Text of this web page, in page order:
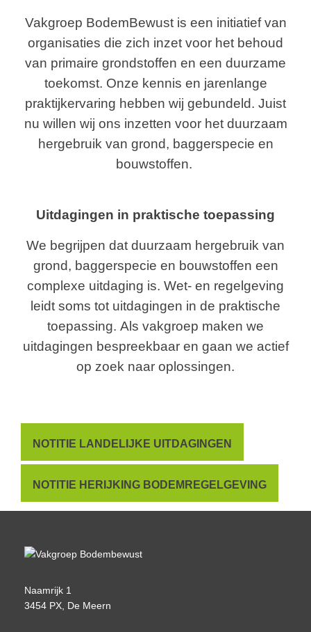
Vakgroep BodemBewust is een initiatief van
organisaties die zich inzet voor het behoud
van primaire grondstoffen en een duurzame
toekomst. Onze kennis en jarenlange
praktijkervaring hebben wij gebundeld. Juist
nu willen wij ons inzetten voor het duurzaam
hergebruik van grond, baggerspecie en
bouwstoffen.
Uitdagingen in praktische toepassing
We begrijpen dat duurzaam hergebruik van
grond, baggerspecie en bouwstoffen een
complexe uitdaging is. Wet- en regelgeving
leidt soms tot uitdagingen in de praktische
toepassing. Als vakgroep maken we
uitdagingen bespreekbaar en gaan we actief
op zoek naar oplossingen.
NOTITIE LANDELIJKE UITDAGINGEN
NOTITIE HERIJKING BODEMREGELGEVING
Naamrijk 1
3454 PX, De Meern